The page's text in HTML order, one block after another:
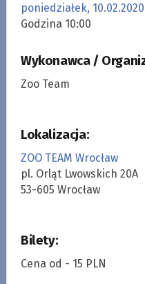
poniedziałek, 10.02.2020
Godzina 10:00
Wykonawca /
Zoo Team
Lokalizacja:
ZOO TEAM Wrocław
pl. Orląt Lwowskich 20A
53-605 Wrocław
Bilety:
Cena od - 15 PLN